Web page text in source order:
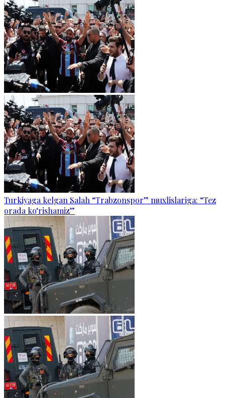
Turkiyaga kelgan Salah “Trabzonspor” muxlislariga: “Tez
orada ko‘rishamiz”